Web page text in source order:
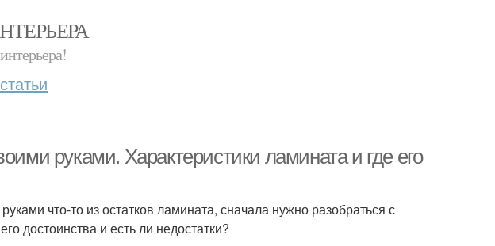
статьи
руками. Характеристики ламината и где его
что-то из остатков ламината, сначала нужно разобраться с
достоинства и есть ли недостатки?